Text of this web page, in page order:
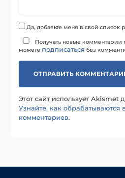
Да, добавьте меня в свой список
Получать новые комментарии
можете подписаться без
Этот сайт использует Akismet
Узнайте, как
комментариев.